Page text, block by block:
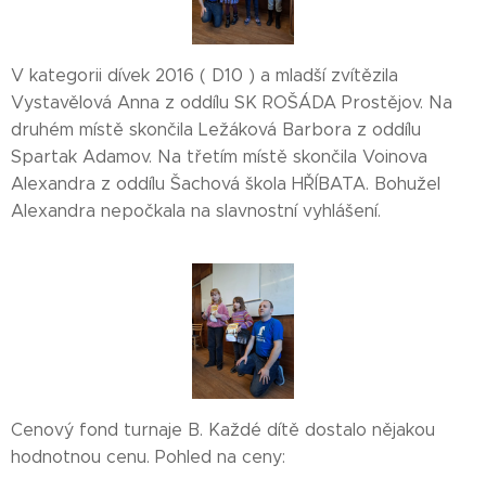
V kategorii dívek 2016 ( D10 ) a mladší zvítězila
Vystavělová Anna z oddílu SK ROŠÁDA Prostějov. Na
druhém místě skončila Ležáková Barbora z oddílu
Spartak Adamov. Na třetím místě skončila Voinova
Alexandra z oddílu Šachová škola HŘÍBATA. Bohužel
Alexandra nepočkala na slavnostní vyhlášení.
Cenový fond turnaje B. Každé dítě dostalo nějakou
hodnotnou cenu. Pohled na ceny: